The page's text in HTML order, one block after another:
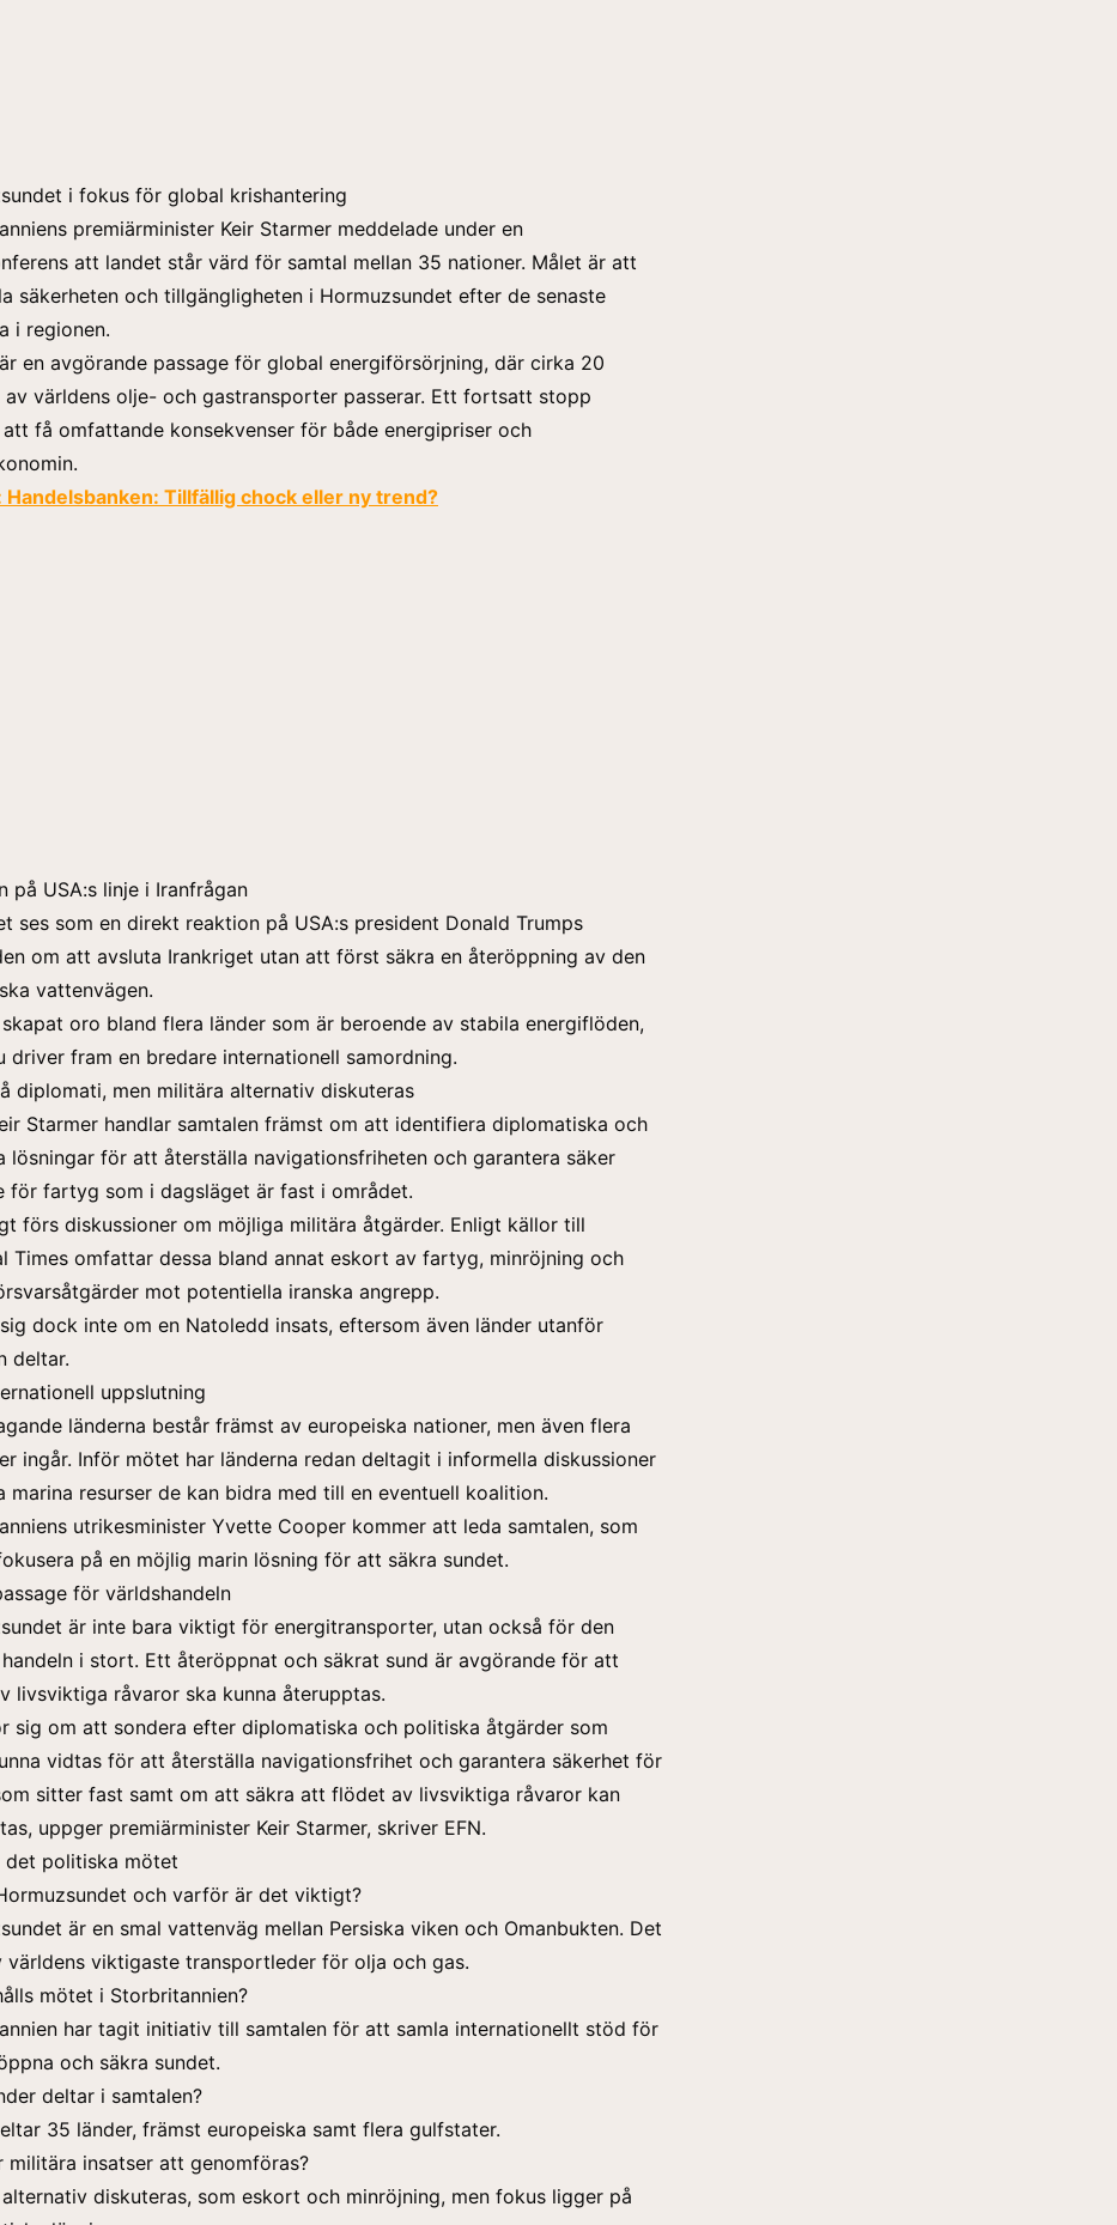
i fokus för global krishantering
premiärminister Keir Starmer meddelade under en
att landet står värd för samtal mellan 35 nationer. Målet är att
säkerheten och tillgängligheten i Hormuzsundet efter de senaste
i regionen.
en avgörande passage för global energiförsörjning, där cirka 20
av världens olje- och gastransporter passerar. Ett fortsatt stopp
att få omfattande konsekvenser för både energipriser och
Handelsbanken: Tillfällig chock eller ny trend?
på USA:s linje i Iranfrågan
ses som en direkt reaktion på USA:s president Donald Trumps
om att avsluta Irankriget utan att först säkra en återöppning av den
vattenvägen.
oro bland flera länder som är beroende av stabila energiflöden,
driver fram en bredare internationell samordning.
diplomati, men militära alternativ diskuteras
Starmer handlar samtalen främst om att identifiera diplomatiska och
lösningar för att återställa navigationsfriheten och garantera säker
för fartyg som i dagsläget är fast i området.
förs diskussioner om möjliga militära åtgärder. Enligt källor till
Times omfattar dessa bland annat eskort av fartyg, minröjning och
mot potentiella iranska angrepp.
dock inte om en Natoledd insats, eftersom även länder utanför
deltar.
uppslutning
länderna består främst av europeiska nationer, men även flera
ingår. Inför mötet har länderna redan deltagit i informella diskussioner
marina resurser de kan bidra med till en eventuell koalition.
utrikesminister Yvette Cooper kommer att leda samtalen, som
på en möjlig marin lösning för att säkra sundet.
för världshandeln
är inte bara viktigt för energitransporter, utan också för den
i stort. Ett återöppnat och säkrat sund är avgörande för att
livsviktiga råvaror ska kunna återupptas.
sig om att sondera efter diplomatiska och politiska åtgärder som
vidtas för att återställa navigationsfrihet och garantera säkerhet för
sitter fast samt om att säkra att flödet av livsviktiga råvaror kan
uppger premiärminister Keir Starmer, skriver EFN.
det politiska mötet
och varför är det viktigt?
är en smal vattenväg mellan Persiska viken och Omanbukten. Det
världens viktigaste transportleder för olja och gas.
mötet i Storbritannien?
har tagit initiativ till samtalen för att samla internationellt stöd för
och säkra sundet.
deltar i samtalen?
35 länder, främst europeiska samt flera gulfstater.
militära insatser att genomföras?
diskuteras, som eskort och minröjning, men fokus ligger på